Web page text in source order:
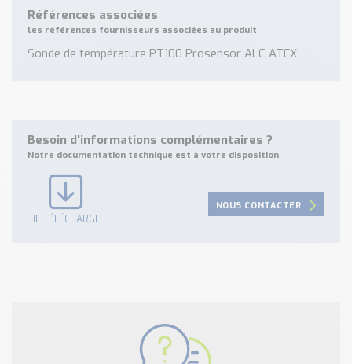
Références associées
les références fournisseurs associées au produit
Sonde de température PT100 Prosensor ALC ATEX
Besoin d'informations complémentaires ?
Notre documentation technique est à votre disposition
JE TÉLÉCHARGE
NOUS CONTACTER